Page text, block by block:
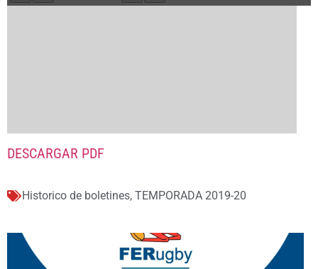
DESCARGAR PDF
Historico de boletines, TEMPORADA 2019-20